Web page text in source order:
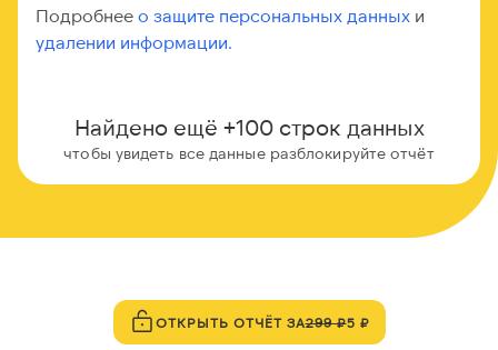
Подробнее о защите персональных данных и
удалении информации.
Найдено ещё +100 строк данных
чтобы увидеть все данные разблокируйте отчёт
ОТКРЫТЬ ОТЧЁТ ЗА299 ₽5 ₽